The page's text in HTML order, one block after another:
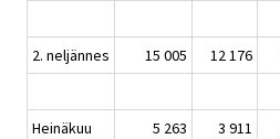
2. neljännes 15 005 12 176
Heinäkuu 5 263 3 911